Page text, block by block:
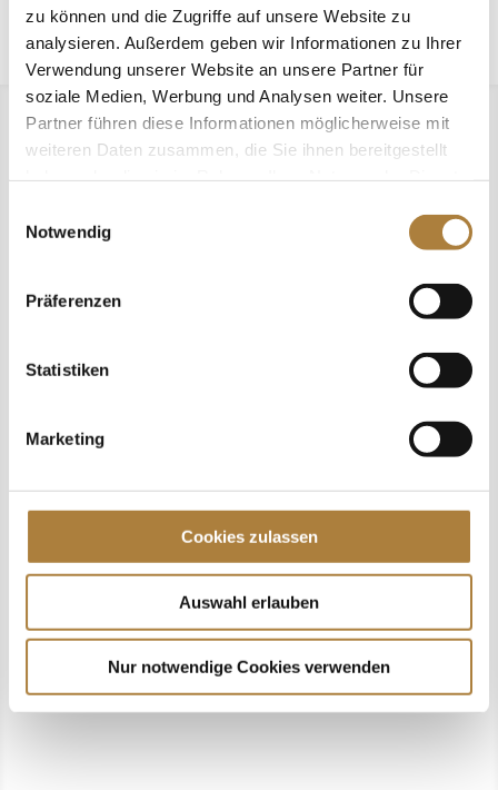
zu können und die Zugriffe auf unsere Website zu
analysieren. Außerdem geben wir Informationen zu Ihrer
Verwendung unserer Website an unsere Partner für
soziale Medien, Werbung und Analysen weiter. Unsere
Partner führen diese Informationen möglicherweise mit
weiteren Daten zusammen, die Sie ihnen bereitgestellt
Notwendig
Präferenzen
Statistiken
Marketing
Cookies zulassen
Auswahl erlauben
Nur notwendige Cookies verwenden
Über uns
Impressum
Deutsche Bank AG Filiale Münster
IBAN DE10 4007 0080 0026 1545 00
BIC DEUTDE3B400
BLZ 400 700 80
Newsletter